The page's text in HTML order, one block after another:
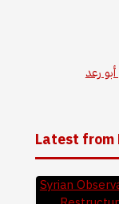
رعد
Latest from